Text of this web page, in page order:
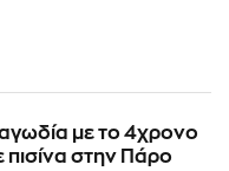
με το 4χρονο
πισίνα στην Πάρο